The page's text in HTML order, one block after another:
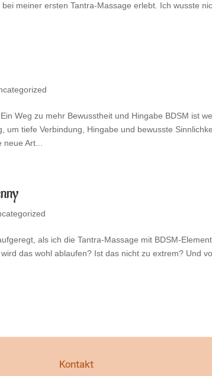
meiner ersten Tantra-Massage erlebt. Ich wusste
Weg zu mehr Bewusstheit und Hingabe BDSM ist
um tiefe Verbindung, Hingabe und bewusste
Art...
als ich die Tantra-Massage mit BDSM-
das wohl ablaufen? Ist das nicht zu extrem? Und
Kontakt